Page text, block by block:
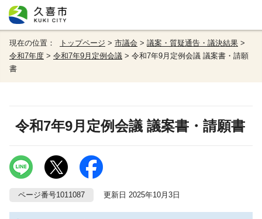
現在の位置： トップページ > 市議会 > 議案・質疑通告・議決結果 >
令和7年度 > 令和7年9月定例会議 > 令和7年9月定例会議 議案書・請願
書
令和7年9月定例会議 議案書・請願書
ページ番号1011087 更新日 2025年10月3日